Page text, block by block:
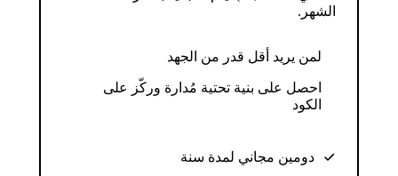
الشهر.
لمن يريد أقل قدر من الجهد
احصل على بنية تحتية مُدارة وركّز على
الكود
دومين مجاني لمدة سنة